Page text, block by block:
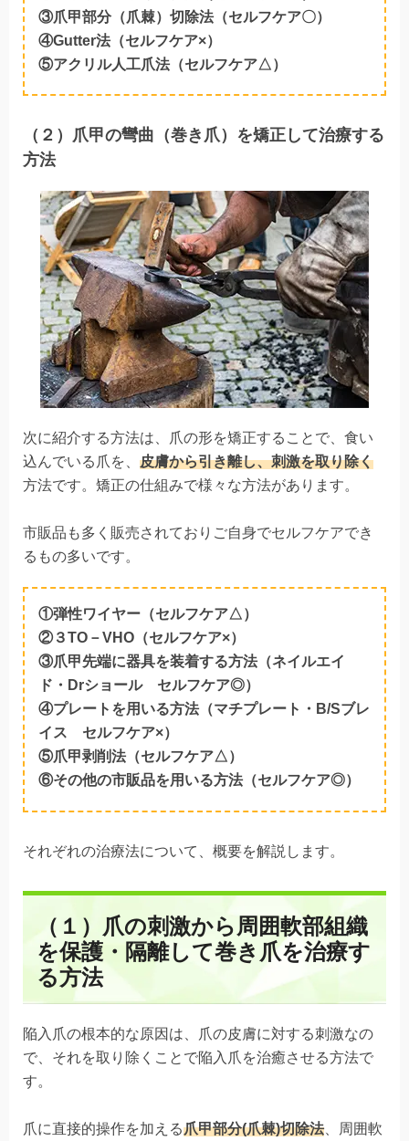
③爪甲部分（爪棘）切除法（セルフケア〇）
④Gutter法（セルフケア×）
⑤アクリル人工爪法（セルフケア△）
（２）爪甲の彎曲（巻き爪）を矯正して治療する
方法
次に紹介する方法は、爪の形を矯正することで、食い
込んでいる爪を、 皮膚から引き離し、刺激を取り除く
方法です。矯正の仕組みで様々な方法があります。
市販品も多く販売されておりご自身でセルフケアでき
るもの多いです。
①弾性ワイヤー（セルフケア△）
②３TO－VHO（セルフケア×）
③爪甲先端に器具を装着する方法（ネイルエイ
ド・Drショール セルフケア◎）
④プレートを用いる方法（マチプレート・B/Sブレ
イス セルフケア×）
⑤爪甲剥削法（セルフケア△）
⑥その他の市販品を用いる方法（セルフケア◎）
それぞれの治療法について、概要を解説します。
（１）爪の刺激から周囲軟部組織
を保護・隔離して巻き爪を治療す
る方法
陥入爪の根本的な原因は、爪の皮膚に対する刺激なの
で、それを取り除くことで陥入爪を治癒させる方法で
す。
爪に直接的操作を加える爪甲部分(爪棘)切除法、周囲軟